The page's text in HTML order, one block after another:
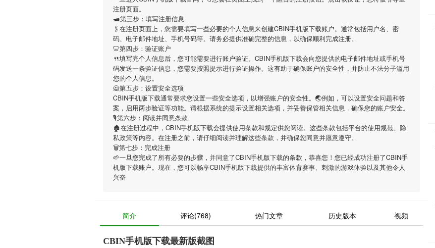
注册页面。
🛥第三步：填写注册信息
🖇在注册页面上，您需要填写一些必要的个人信息来创建CBIN手机版下载账户。通常包括用户名、密
码、电子邮件地址、手机号码等。请务必提供准确完整的信息，以确保顺利完成注册。
🦷第四步：验证账户
🍴填写完个人信息后，您可能需要进行账户验证。 CBIN手机版下载会向您提供的电子邮件地址或手机号
码发送一条验证信息，您需要按照提示进行验证操作。这有助于确保账户的安全性，并防止不法分子滥用
您的个人信息。
🙅第五步：设置安全选项
CBIN手机版下载通常要求您设置一些安全选项，以增强账户的安全性。🌏例如，可以设置安全问题和答
案，启用两步验证等功能。请根据系统的提示设置相关选项，并妥善保管相关信息，确保您的账户安全。
🎙第六步：阅读并同意条款
🏚在注册过程中， CBIN手机版下载会提供使用条款和规定供您阅读。这些条款包括平台的使用规范、隐
私政策等内容。在注册之前，请仔细阅读并理解这些条款，并确保您同意并愿意遵守。
🗑第七步：完成注册
🌱一旦您完成了所有必要的步骤，并同意了CBIN手机版下载的条款，恭喜您！您已经成功注册了CBIN手
机版下载账户。现在，您可以畅享CBIN手机版下载提供的丰富体育赛事、刺激的游戏体验以及其他令人
兴奋
简介 评论(768) 热门文章 历史版本 视频
CBIN手机版下载最新版截图